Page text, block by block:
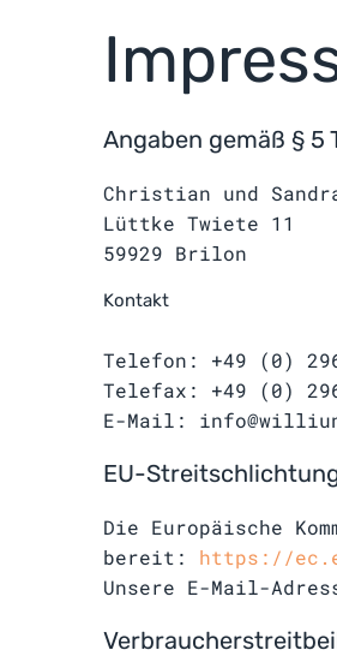
Angaben gemäß § 5
Christian und
Lüttke Twiete 11
59929 Brilon
Kontakt
Telefon: +49 (0)
Telefax: +49 (0)
E-Mail:
EU-
Die Europäische
bereit: https://
Unsere E-Mail-